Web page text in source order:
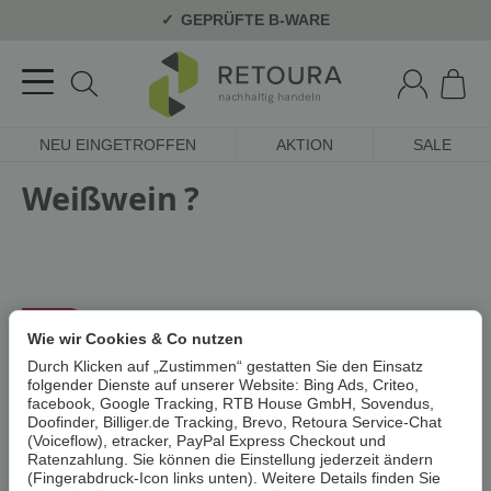
GEPRÜFTE B-WARE
NEU EINGETROFFEN AKTION SALE
Weißwein ?
Wie wir Cookies & Co nutzen
Durch Klicken auf „Zustimmen“ gestatten Sie den Einsatz
folgender Dienste auf unserer Website: Bing Ads, Criteo,
facebook, Google Tracking, RTB House GmbH, Sovendus,
Doofinder, Billiger.de Tracking, Brevo, Retoura Service-Chat
(Voiceflow), etracker, PayPal Express Checkout und
Ratenzahlung. Sie können die Einstellung jederzeit ändern
(Fingerabdruck-Icon links unten). Weitere Details finden Sie